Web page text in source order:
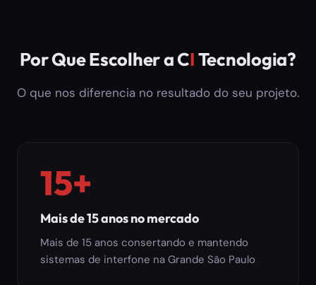
Por Que Escolher a CITecnologia?
O que nos diferencia no resultado do seu projeto.
15+
Mais de 15 anos no mercado
Mais de 15 anos consertando e mantendo
sistemas de interfone na Grande São Paulo